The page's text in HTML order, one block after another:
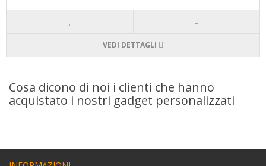
VEDI DETTAGLI
Cosa dicono di noi i clienti che hanno
acquistato i nostri gadget personalizzati